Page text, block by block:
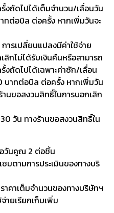
รั้งถัดไปได้เต็มจำนวน/เลื่อนวัน
ทต่อบิล ต่อครั้ง หากเพิ่มวันจะ
ารเปลี่ยนแปลงมีค่าใช้จ่าย
กไม่ได้รับเงินคืนหรือสามารถ
งถัดไปได้เฉพาะค่าซัก/เลื่อน
บาทต่อบิล ต่อครั้ง หากเพิ่มวัน
นขอสงวนสิทธิ์ในการบอกเลิก
วัน ทางร้านขอสงวนสิทธิ์ใน
อวันคูณ 2 ต่อชิ้น
ตามการประเมินของทางบริ
คาเต็มจำนวนของทางบริษัทฯ
ายเรียกเก็บเพิ่ม